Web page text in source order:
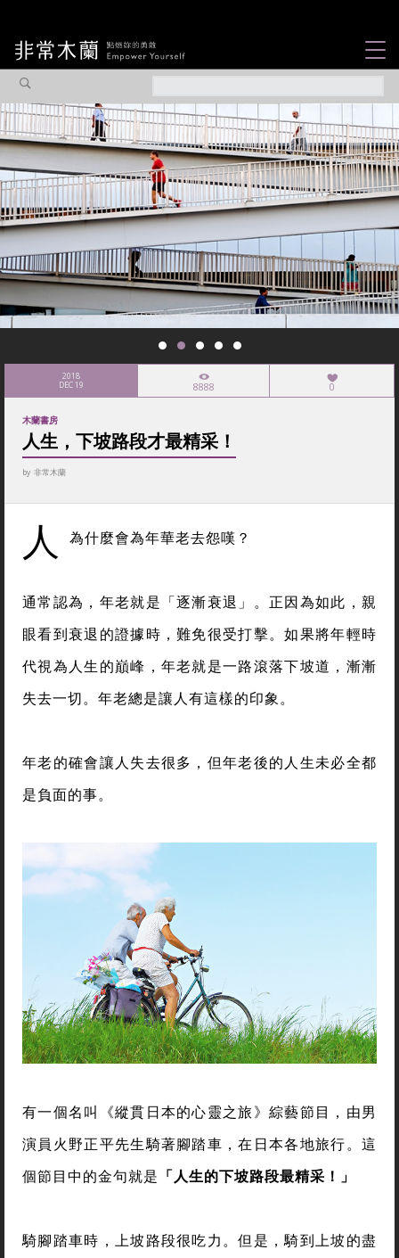
觀點專欄
焦點企劃
社會企業
認識我們
2018
DEC 19 8888 0
木蘭書房
人生，下坡路段才最精采！
by 非常木蘭
人 為什麼會為年華老去怨嘆？
通常認為，年老就是「逐漸衰退」。正因為如此，親
眼看到衰退的證據時，難免很受打擊。如果將年輕時
代視為人生的巔峰，年老就是一路滾落下坡道，漸漸
失去一切。年老總是讓人有這樣的印象。
年老的確會讓人失去很多，但年老後的人生未必全都
是負面的事。
有一個名叫《縱貫日本的心靈之旅》綜藝節目，由男
演員火野正平先生騎著腳踏車，在日本各地旅行。這
個節目中的金句就是 「人生的下坡路段最精采！」
騎腳踏車時，上坡路段很吃力。但是，騎到上坡的盡